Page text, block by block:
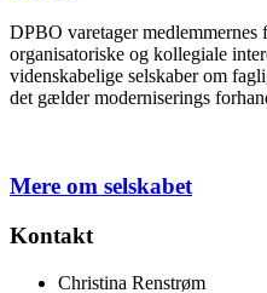
DPBO varetager medlemmernes
organisatoriske og kollegiale
videnskabelige selskaber om
det gælder moderniserings
Mere om selskabet
Kontakt
Christina Renstrøm